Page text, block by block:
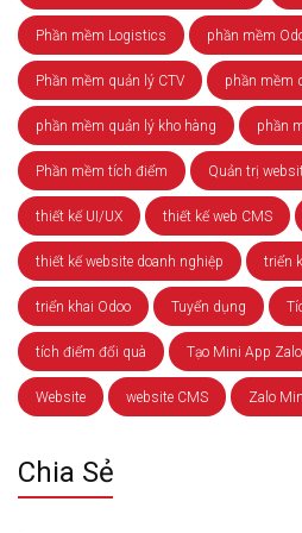
Phần mềm Logistics phần mềm
Phần mềm quản lý CTV phần mềm
phần mềm quản lý kho hàng phần
Phần mềm tích điểm Quản trị
thiết kế UI/UX thiết kế web CMS
thiết kế website doanh nghiệp triển
triển khai Odoo Tuyển dụng
tích điểm đổi quà Tạo Mini App Zalo
Website website CMS Zalo
Chia Sẻ